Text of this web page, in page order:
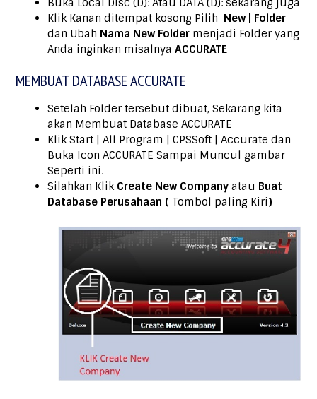
Klik Kanan ditempat kosong Pilih New | Folder
dan Ubah Nama New Folder menjadi Folder yang
Anda inginkan misalnya ACCURATE
MEMBUAT DATABASE ACCURATE
Setelah Folder tersebut dibuat, Sekarang kita
akan Membuat Database ACCURATE
Klik Start | All Program | CPSSoft | Accurate dan
Buka Icon ACCURATE Sampai Muncul gambar
Seperti ini.
Silahkan Klik Create New Company atau Buat
Database Perusahaan ( Tombol paling Kiri)